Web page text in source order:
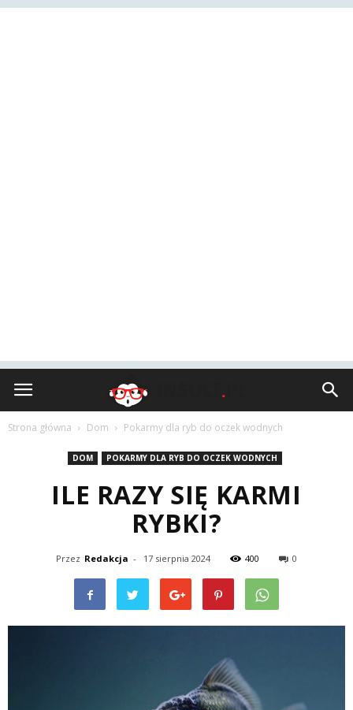
Insult.pl
Strona główna Dom Pokarmy dla ryb do oczek wodnych
DOM POKARMY DLA RYB DO OCZEK WODNYCH
ILE RAZY SIĘ KARMI
RYBKI?
Przez Redakcja - 17 sierpnia 2024 400 0